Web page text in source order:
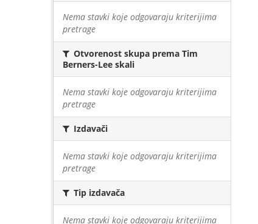
Nema stavki koje odgovaraju kriterijima
pretrage
Otvorenost skupa prema Tim
Berners-Lee skali
Nema stavki koje odgovaraju kriterijima
pretrage
Izdavači
Nema stavki koje odgovaraju kriterijima
pretrage
Tip izdavača
Nema stavki koje odgovaraju kriterijima